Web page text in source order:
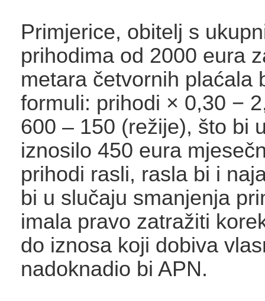
Primjerice, obitelj s
prihodima od 2000 eura
metara četvornih plaćala
formuli: prihodi × 0,30 −
600 – 150 (režije), što bi
iznosilo 450 eura
prihodi rasli, rasla bi i
bi u slučaju smanjenja
imala pravo zatražiti
do iznosa koji dobiva
nadoknadio bi APN.